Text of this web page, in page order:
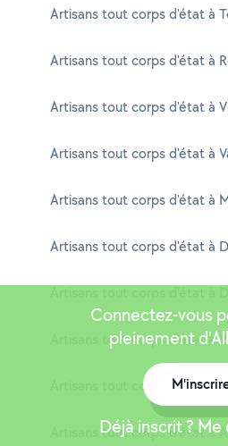
Artisans tout corps d'état à
Artisans tout corps d'état à
Artisans tout corps d'état à
Artisans tout corps d'état à
Artisans tout corps d'état à
Artisans tout corps d'état à
Artisans tout corps d'état à
Artisans tout corps d'état à
Artisans tout corps d'état à
Connectez-vous
pleinement
Déjà inscrit ?